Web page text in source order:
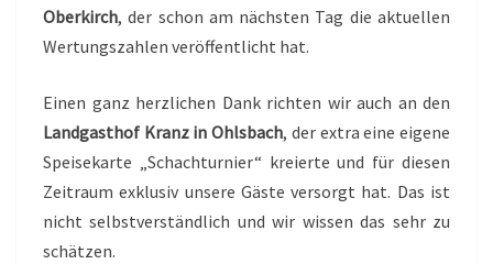
Oberkirch, der schon am nächsten Tag die aktuellen
Wertungszahlen veröffentlicht hat.
Einen ganz herzlichen Dank richten wir auch an den
Landgasthof Kranz in Ohlsbach, der extra eine eigene
Speisekarte „Schachturnier“ kreierte und für diesen
Zeitraum exklusiv unsere Gäste versorgt hat. Das ist
nicht selbstverständlich und wir wissen das sehr zu
schätzen.